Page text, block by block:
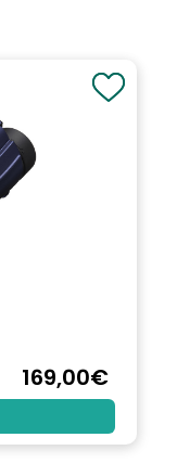
169,00€